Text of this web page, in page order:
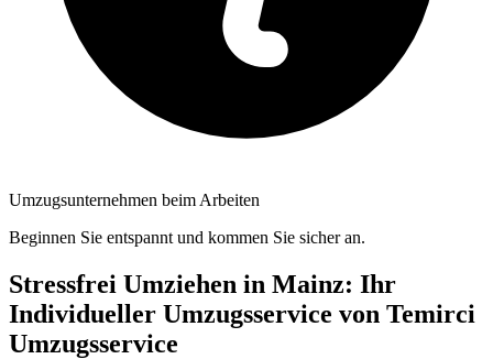
Umzugsunternehmen beim Arbeiten
Beginnen Sie entspannt und kommen Sie sicher an.
Stressfrei Umziehen in Mainz: Ihr
Individueller Umzugsservice von Temirci
Umzugsservice